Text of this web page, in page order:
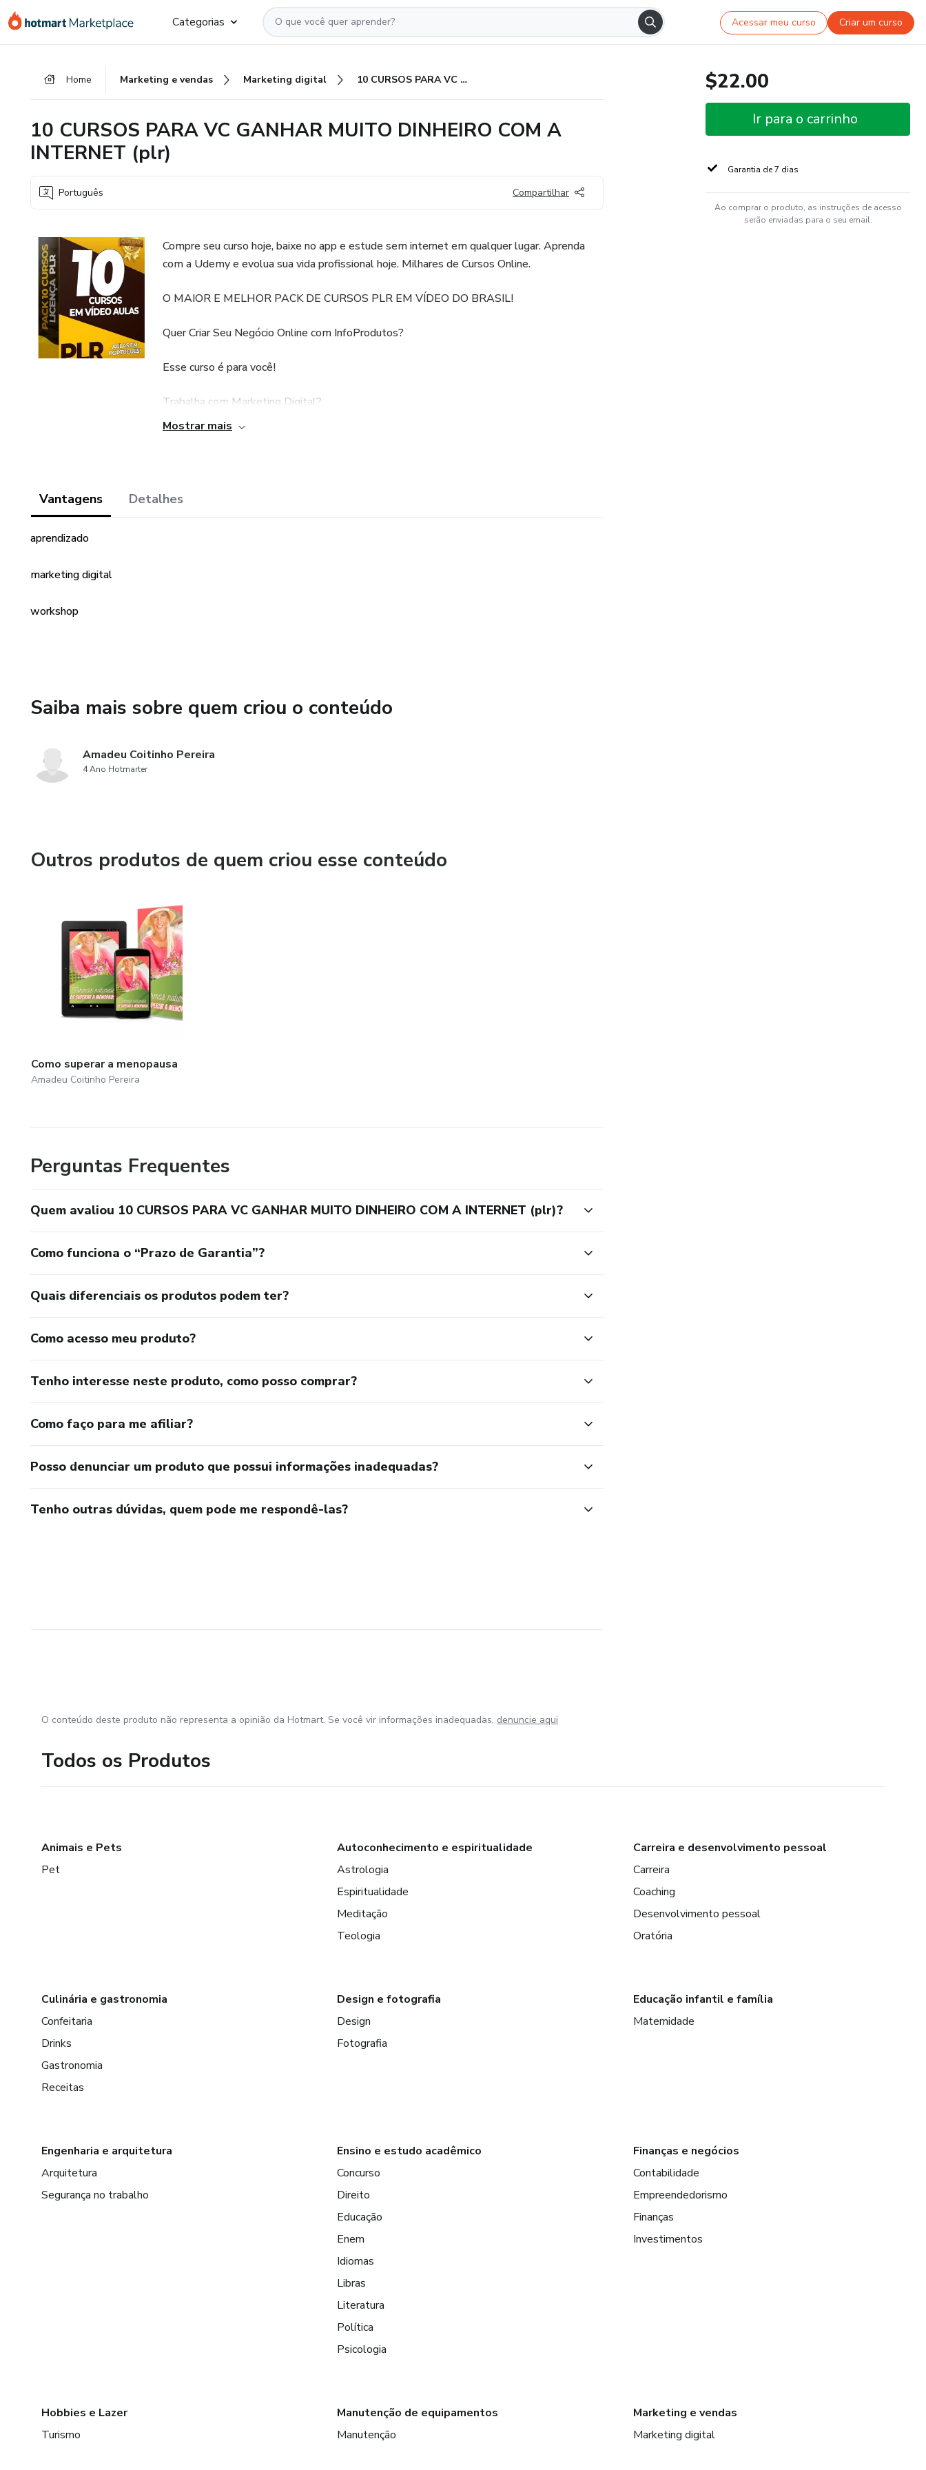
para
para
para
Categorias Acessar meu curso Criar um curso
Home Marketing e vendas Marketing digital 10 CURSOS PARA VC GANHAR MUITO DINHEIRO COM A INTERNET (plr)
10 CURSOS PARA VC GANHAR MUITO DINHEIRO COM A
INTERNET (plr)
Português Compartilhar
Compre seu curso hoje, baixe no app e estude sem internet em qualquer lugar. Aprenda
com a Udemy e evolua sua vida profissional hoje. Milhares de Cursos Online.
O MAIOR E MELHOR PACK DE CURSOS PLR EM VÍDEO DO BRASIL!
Quer Criar Seu Negócio Online com InfoProdutos?
Esse curso é para você!
Trabalha com Marketing Digital?
Esse curso é para você!
Mostrar mais
Vantagens Detalhes
aprendizado
marketing digital
workshop
Saiba mais sobre quem criou o conteúdo
Amadeu Coitinho Pereira
4 Ano Hotmarter
Outros produtos de quem criou esse conteúdo
Como superar a menopausa
Amadeu Coitinho Pereira
Perguntas Frequentes
Quem avaliou 10 CURSOS PARA VC GANHAR MUITO DINHEIRO COM A INTERNET (plr)?
Como funciona o “Prazo de Garantia”?
Quais diferenciais os produtos podem ter?
Como acesso meu produto?
Tenho interesse neste produto, como posso comprar?
Como faço para me afiliar?
Posso denunciar um produto que possui informações inadequadas?
Tenho outras dúvidas, quem pode me respondê-las?
$22.00
Ir para o carrinho
Garantia de 7 dias
Ao comprar o produto, as instruções de acesso
serão enviadas para o seu email.
O conteúdo deste produto não representa a opinião da Hotmart. Se você vir informações inadequadas, denuncie aqui
Todos os Produtos
Animais e Pets
Pet
Autoconhecimento e espiritualidade
Astrologia
Espiritualidade
Meditação
Teologia
Carreira e desenvolvimento pessoal
Carreira
Coaching
Desenvolvimento pessoal
Oratória
Culinária e gastronomia
Confeitaria
Drinks
Gastronomia
Receitas
Design e fotografia
Design
Fotografia
Educação infantil e família
Maternidade
Engenharia e arquitetura
Arquitetura
Segurança no trabalho
Ensino e estudo acadêmico
Concurso
Direito
Educação
Enem
Idiomas
Libras
Literatura
Política
Psicologia
Finanças e negócios
Contabilidade
Empreendedorismo
Finanças
Investimentos
Hobbies e Lazer
Turismo
Manutenção de equipamentos
Manutenção
Marketing e vendas
Marketing digital